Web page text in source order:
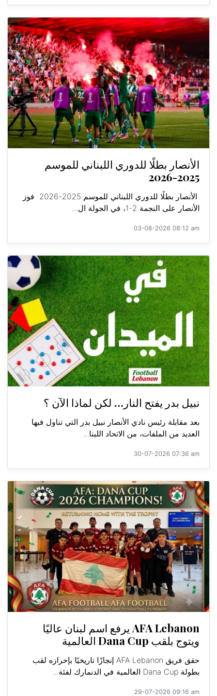
الأنصار بطلًا للدوري اللبناني للموسم
2025-2026
الأنصار بطلًا للدوري اللبناني للموسم 2025-2026 فوز
الأنصار على النجمة 2-1، في الجولة ال...
03-08-2026 08:12 am
نبيل بدر يفتح النار… لكن لماذا الآن ؟
بعد مقابلة رئيس نادي الأنصار نبيل بدر التي تناول فيها
العديد من الملفات، من الاتحاد اللبنا...
30-07-2026 07:36 am
AFA Lebanon يرفع اسم لبنان عاليًا
ويتوج بلقب Dana Cup العالمية
حقق فريق AFA Lebanon إنجازًا تاريخيًا بإحرازه لقب
بطولة Dana Cup العالمية في الدنمارك لفئة...
29-07-2026 09:16 am